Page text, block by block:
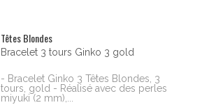
Têtes Blondes
Bracelet 3 tours Ginko 3 gold
- Bracelet Ginko 3 Têtes Blondes, 3
tours, gold - Réalisé avec des perles
miyuki (2 mm),...